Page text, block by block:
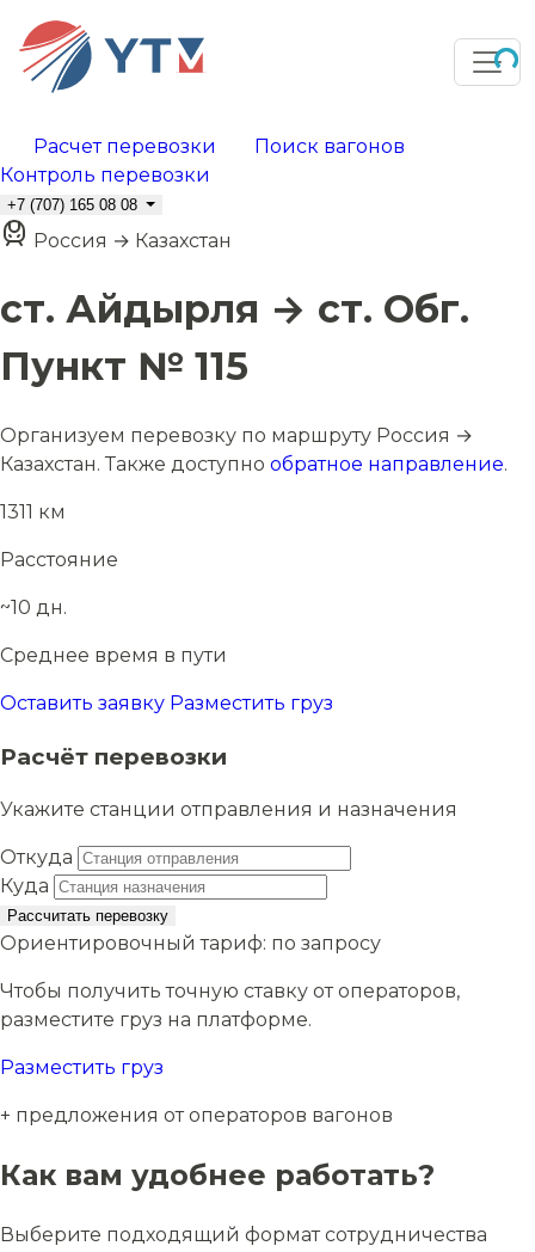
Расчет перевозки
Поиск вагонов
Контроль перевозки
+7 (707) 165 08 08
Россия → Казахстан
ст. Айдырля → ст. Обг.
Пункт № 115
Организуем перевозку по маршруту Россия →
Казахстан. Также доступно обратное направление.
1311 км
Расстояние
~10 дн.
Среднее время в пути
Оставить заявку Разместить груз
Расчёт перевозки
Укажите станции отправления и назначения
Откуда
Куда
Рассчитать перевозку
Ориентировочный тариф: по запросу
Чтобы получить точную ставку от операторов,
разместите груз на платформе.
Разместить груз
+ предложения от операторов вагонов
Как вам удобнее работать?
Выберите подходящий формат сотрудничества